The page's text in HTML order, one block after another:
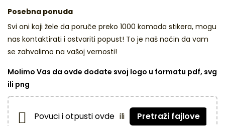
Posebna ponuda
Svi oni koji žele da poruče preko 1000 komada stikera, mogu
nas kontaktirati i ostvariti popust! To je naš način da vam
se zahvalimo na vašoj vernosti!
Molimo Vas da ovde dodate svoj logo u formatu pdf, svg
ili png
Povuci i otpusti ovde ili Pretraži fajlove